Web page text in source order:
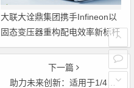
大联大诠鼎集团携手Infineon以
固态变压器重构配电效率新标杆
下一篇
助力未来创新：适用于1/4砖电源的混合转换器——第1部分：优势